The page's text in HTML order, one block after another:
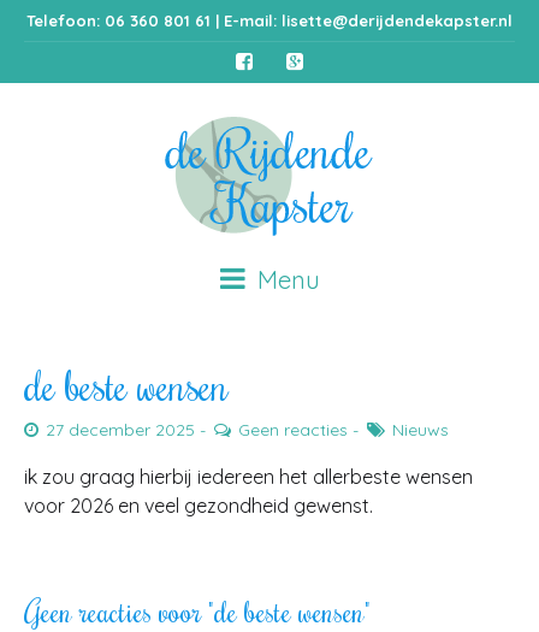
Telefoon: 06 360 801 61 | E-mail: lisette@derijdendekapster.nl
Menu
de beste wensen
27 december 2025 Geen reacties Nieuws
ik zou graag hierbij iedereen het allerbeste wensen
voor 2026 en veel gezondheid gewenst.
Geen reacties voor "de beste wensen"